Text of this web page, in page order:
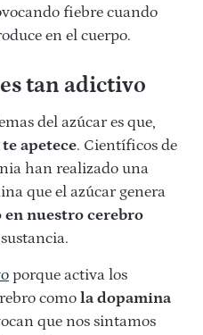
fiebre cuando
en el cuerpo.
tan adictivo
del azúcar es que,
apetece. Científicos de
han realizado una
que el azúcar genera
nuestro cerebro
porque activa los
como la dopamina
que nos sintamos